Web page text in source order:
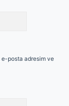
e-posta adresim ve